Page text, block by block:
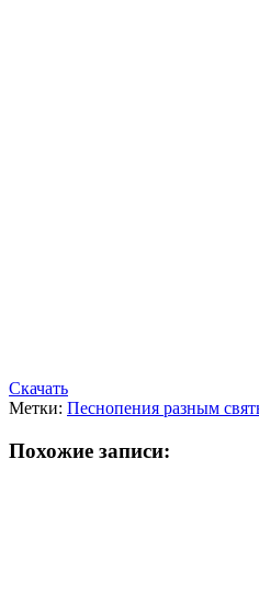
Скачать
Метки: Песнопения разным
Похожие записи: